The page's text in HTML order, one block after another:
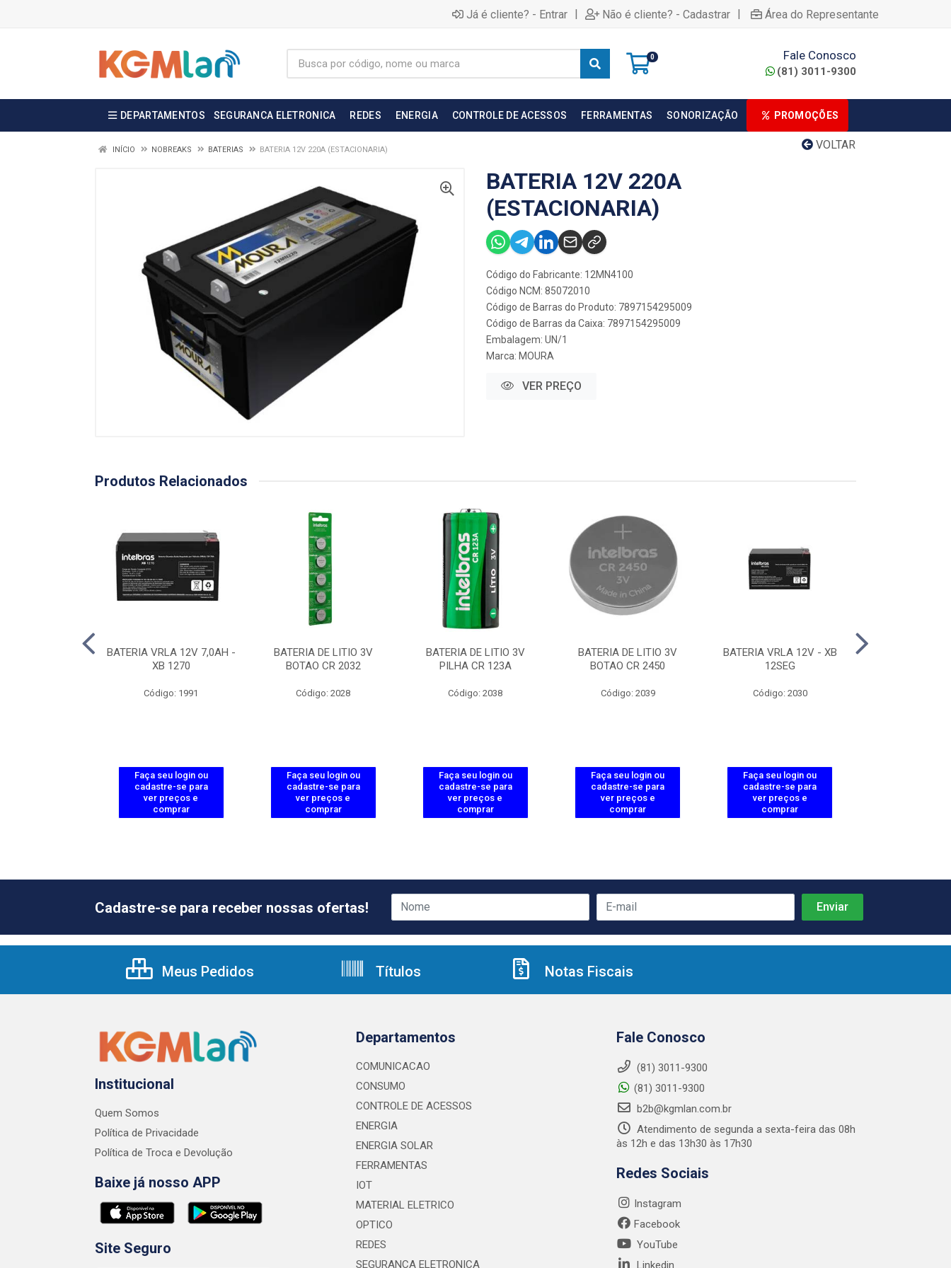
Já é cliente? - Entrar | Não é cliente? - Cadastrar | Área do Representante
0 Fale Conosco
(81) 3011-9300
DEPARTAMENTOS SEGURANCA ELETRONICA REDES ENERGIA CONTROLE DE ACESSOS FERRAMENTAS SONORIZAÇÃO PROMOÇÕES
VOLTAR
INÍCIO NOBREAKS BATERIAS BATERIA 12V 220A (ESTACIONARIA)
BATERIA 12V 220A
(ESTACIONARIA)
Código do Fabricante: 12MN4100
Código NCM: 85072010
Código de Barras do Produto: 7897154295009
Código de Barras da Caixa: 7897154295009
Embalagem: UN/1
Marca: MOURA
VER PREÇO
Produtos Relacionados
BATERIA VRLA 12V 7,0AH -
XB 1270
Código: 1991
Faça seu login ou
cadastre-se para
ver preços e
comprar
BATERIA DE LITIO 3V
BOTAO CR 2032
Código: 2028
Faça seu login ou
cadastre-se para
ver preços e
comprar
BATERIA DE LITIO 3V
PILHA CR 123A
Código: 2038
Faça seu login ou
cadastre-se para
ver preços e
comprar
BATERIA DE LITIO 3V
BOTAO CR 2450
Código: 2039
Faça seu login ou
cadastre-se para
ver preços e
comprar
BATERIA VRLA 12V - XB
12SEG
Código: 2030
Faça seu login ou
cadastre-se para
ver preços e
comprar
Cadastre-se para receber nossas ofertas!
Meus Pedidos Títulos Notas Fiscais
Institucional
Quem Somos
Política de Privacidade
Política de Troca e Devolução
Baixe já nosso APP
Site Seguro
Departamentos
COMUNICACAO
CONSUMO
CONTROLE DE ACESSOS
ENERGIA
ENERGIA SOLAR
FERRAMENTAS
IOT
MATERIAL ELETRICO
OPTICO
REDES
SEGURANCA ELETRONICA
Fale Conosco
(81) 3011-9300
(81) 3011-9300
b2b@kgmlan.com.br
Atendimento de segunda a sexta-feira das 08h
às 12h e das 13h30 às 17h30
Redes Sociais
Instagram
Facebook
YouTube
Linkedin